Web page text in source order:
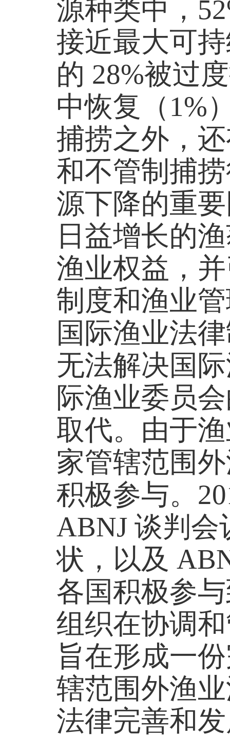
源种类中，
接近最大可
的 28%被过
中恢复（1%
捕捞之外，
和不管制捕
源下降的重
日益增长的
渔业权益，
制度和渔业
国际渔业法
无法解决国
际渔业委员
取代。由于
家管辖范围
积极参与。
ABNJ 谈判
状，以及
各国积极参
组织在协调
旨在形成一
辖范围外渔
法律完善和